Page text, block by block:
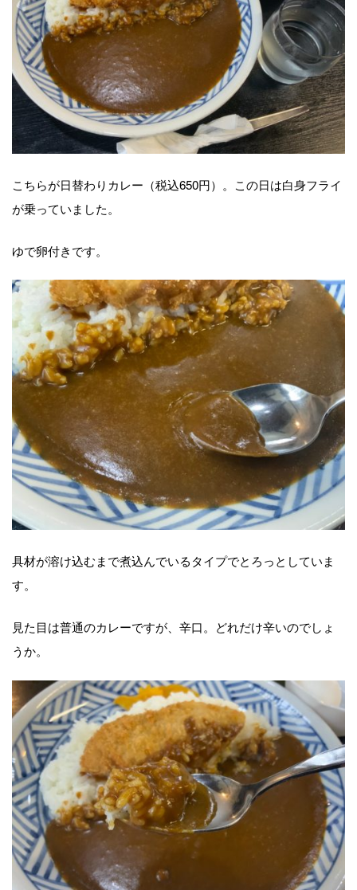
こちらが日替わりカレー（税込650円）。この日は白身フライ
が乗っていました。
ゆで卵付きです。
具材が溶け込むまで煮込んでいるタイプでとろっとしていま
す。
見た目は普通のカレーですが、辛口。どれだけ辛いのでしょ
うか。